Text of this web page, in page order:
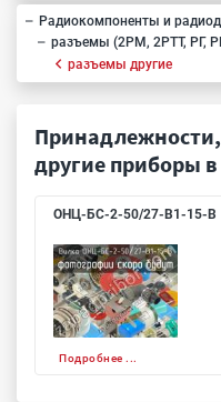
Радиокомпоненты и
разъемы (2РМ, 2РТТ, РГ,
разъемы другие
другие приборы
ОНЦ-БС-2-50/27-В1-15-В
Подробнее ...